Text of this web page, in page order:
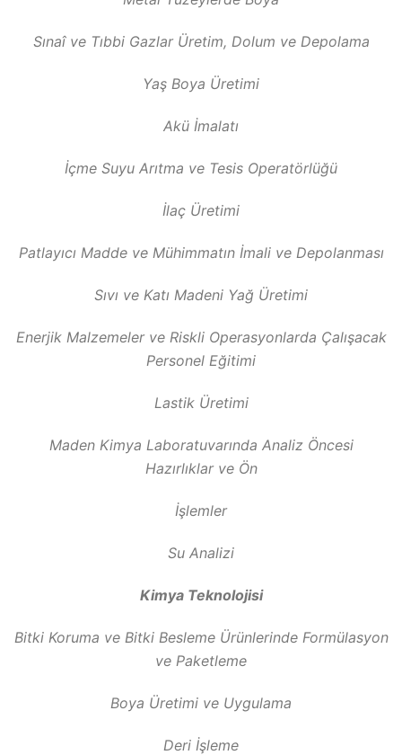
Sınaî ve Tıbbi Gazlar Üretim, Dolum ve Depolama
Yaş Boya Üretimi
Akü İmalatı
İçme Suyu Arıtma ve Tesis Operatörlüğü
İlaç Üretimi
Patlayıcı Madde ve Mühimmatın İmali ve Depolanması
Sıvı ve Katı Madeni Yağ Üretimi
Enerjik Malzemeler ve Riskli Operasyonlarda Çalışacak
Personel Eğitimi
Lastik Üretimi
Maden Kimya Laboratuvarında Analiz Öncesi
Hazırlıklar ve Ön
İşlemler
Su Analizi
Kimya Teknolojisi
Bitki Koruma ve Bitki Besleme Ürünlerinde Formülasyon
ve Paketleme
Boya Üretimi ve Uygulama
Deri İşleme